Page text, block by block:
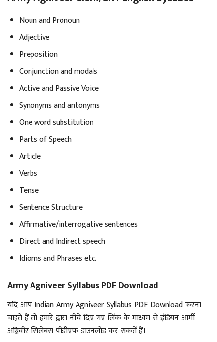
Noun and Pronoun
Adjective
Preposition
Conjunction and modals
Active and Passive Voice
Synonyms and antonyms
One word substitution
Parts of Speech
Article
Verbs
Tense
Sentence Structure
Affirmative/interrogative sentences
Direct and Indirect speech
Idioms and Phrases etc.
Army Agniveer Syllabus PDF Download
यदि आप Indian Army Agniveer Syllabus PDF Download करना
चाहते हैं तो हमारे द्वारा नीचे दिए गए लिंक के माध्यम से इंडियन आर्मी
अग्निवीर सिलेबस पीडीएफ डाउनलोड कर सकतें हैं।